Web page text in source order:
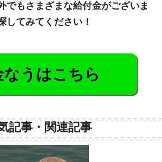
でもさまざまな給付金がございま
してみてください！
なうはこちら
記事・関連記事